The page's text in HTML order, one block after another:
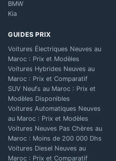
BMW
Kia
GUIDES PRIX
Voitures Électriques Neuves au
Maroc : Prix et Modèles
Voitures Hybrides Neuves au
Maroc : Prix et Comparatif
SUV Neufs au Maroc : Prix et
Modèles Disponibles
Voitures Automatiques Neuves
au Maroc : Prix et Modèles
Voitures Neuves Pas Chères au
Maroc : Moins de 200 000 Dhs
Voitures Diesel Neuves au
Maroc : Prix et Comparatif